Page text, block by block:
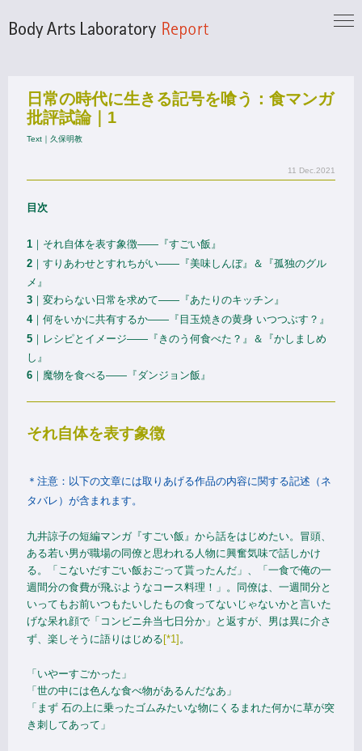
日常の時代に生きる記号を喰う：食マンガ
批評試論｜ 1
Text｜久保明教
11 Dec.2021
目次
1 ｜それ自体を表す象徴——『すごい飯』
2 ｜すりあわせとすれちがい——『美味しんぼ』＆『孤独のグル
メ』
3 ｜変わらない日常を求めて——『あたりのキッチン』
4｜何をいかに共有するか——『目玉焼きの黄身 いつつぶす？』
5 ｜レシピとイメージ——『きのう何食べた？』＆『かしましめ
し』
6 ｜魔物を食べる——『ダンジョン飯』
それ自体を表す象徴
＊注意：以下の文章には取りあげる作品の内容に関する記述（ネ
タバレ）が含まれます。
九井諒子の短編マンガ『すごい飯』から話をはじめたい。冒頭、
ある若い男が職場の同僚と思われる人物に興奮気味で話しかけ
る。「こないだすごい飯おごって貰ったんだ」、「一食で俺の一
週間分の食費が飛ぶようなコース料理！」。同僚は、一週間分と
いってもお前いつもたいしたもの食ってないじゃないかと言いた
げな呆れ顔で「コンビニ弁当七日分か」と返すが、男は異に介さ
ず、楽しそうに語りはじめる[*1] 。
「いやーすごかった」
「世の中には色んな食べ物があるんだなあ」
「まず 石の上に乗ったゴムみたいな物にくるまれた何かに草が突
き刺してあって」